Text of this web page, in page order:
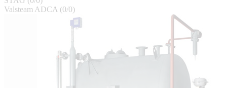
Valsteam ADCA (0/0)